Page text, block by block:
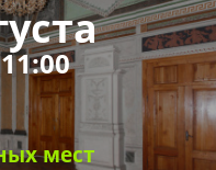
мест